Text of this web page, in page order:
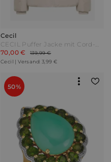
Cecil
CECIL Puffer Jacke mit Cord-Mix - teddy vanilla white Weiß
70,00 €
139,99 €
Cecil | Versand: 3,99 €
50%